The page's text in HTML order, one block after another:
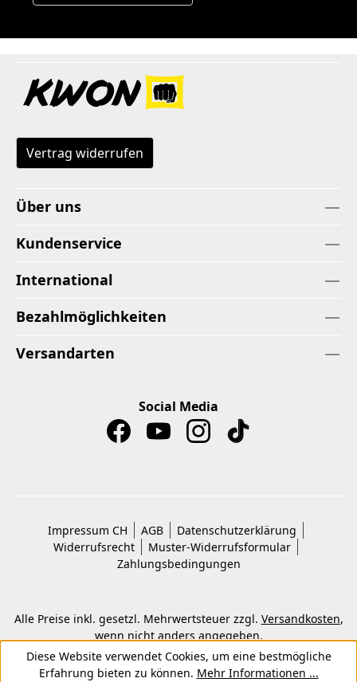
Vertrag widerrufen
Über uns
Kundenservice
International
Bezahlmöglichkeiten
Versandarten
Social Media
Impressum CH AGB
Datenschutzerklärung
Widerrufsrecht
Muster-Widerrufsformular
Zahlungsbedingungen
Alle Preise inkl. gesetzl. Mehrwertsteuer zzgl. Versandkosten,
wenn nicht anders angegeben.
© 2026 Copyright © Kwon KG. Alle Rechte vorbehalten.
Diese Website verwendet Cookies, um eine bestmögliche
Erfahrung bieten zu können. Mehr Informationen ...